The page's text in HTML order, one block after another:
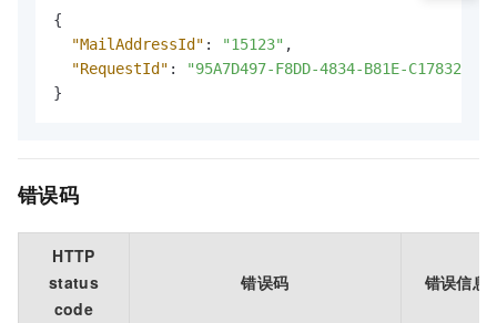
{
"MailAddressId" : "15123" ,
"RequestId" :
"95A7D497-F8DD-4834-B81E-
}
错误码
HTTP
status
code
错误码 错误信息